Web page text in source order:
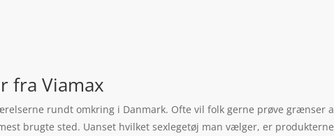
fra Viamax
rundt omkring i Danmark. Ofte vil folk gerne prøve grænser
brugte sted. Uanset hvilket sexlegetøj man vælger, er